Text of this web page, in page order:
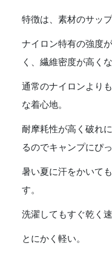
特徴は、素材のサッ
ナイロン特有の強度
く、繊維密度が高く
通常のナイロンより
な着心地。
耐摩耗性が高く破れ
るのでキャンプにぴ
暑い夏に汗をかいて
す。
洗濯してもすぐ乾く速
とにかく軽い。